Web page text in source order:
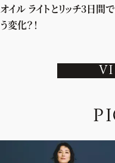
オイル ライトとリッチ3日間
う変化？！
PI